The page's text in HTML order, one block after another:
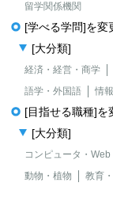
留学関係機関
[学べる学問]を変
[大分類]
経済・経営・商学
語学・外国語
情
[目指せる職種]を
[大分類]
コンピュータ・Web
動物・植物
教育